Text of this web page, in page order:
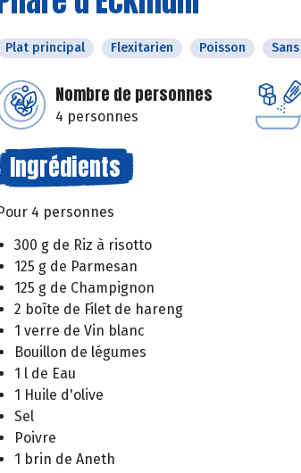
Plat principal Flexitarien Poisson
Nombre de personnes
4 personnes
Ingrédients
4 personnes
300 g de Riz à risotto
125 g de Parmesan
125 g de Champignon
2 boîte de Filet de hareng
1 verre de Vin blanc
Bouillon de légumes
1 l de Eau
1 Huile d'olive
Sel
Poivre
1 brin de Aneth